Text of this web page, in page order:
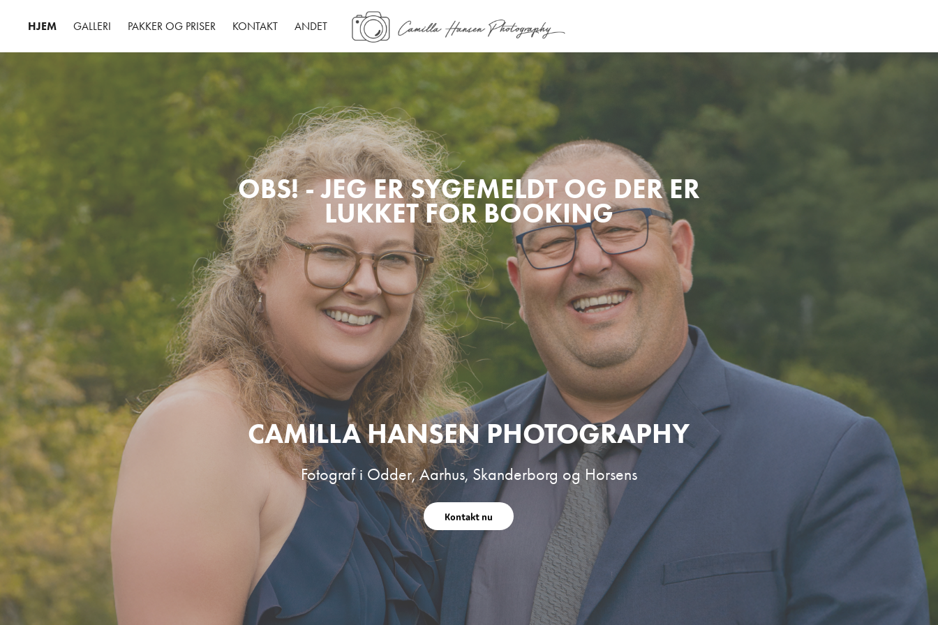
HJEM GALLERI PAKKER OG PRISER KONTAKT ANDET
OBS! - JEG ER SYGEMELDT OG DER ER
LUKKET FOR BOOKING
CAMILLA HANSEN PHOTOGRAPHY
Fotograf i Odder, Aarhus, Skanderborg og Horsens
Kontakt nu